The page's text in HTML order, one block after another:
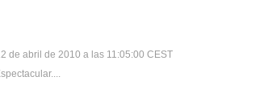
de abril de 2010 a las 11:05:00 CEST